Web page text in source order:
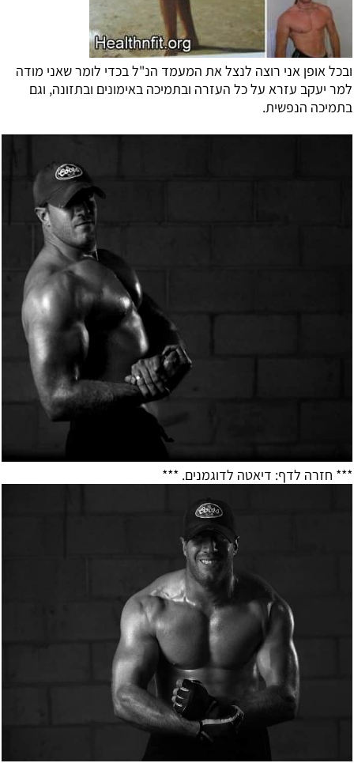
ובכל אופן אני רוצה לנצל את המעמד הנ"ל בכדי לומר שאני מודה
למר יעקב עזרא על כל העזרה ובתמיכה באימונים ובתזונה, וגם
בתמיכה הנפשית.
*** חזרה לדף: דיאטה לדוגמנים. ***